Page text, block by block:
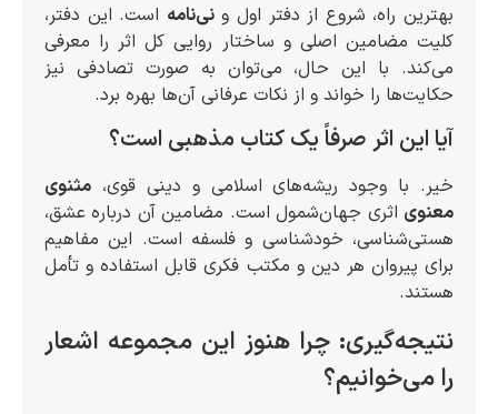
بهترین راه، شروع از دفتر اول ونی‌نامه است. این دفتر،
کلیت مضامین اصلی و ساختار روایی کل اثر را معرفی
می‌کند. با این حال، می‌توان به صورت تصادفی نیز
حکایت‌ها را خواند و از نکات عرفانی آن‌ها بهره برد.
آیا این اثر صرفاً یک کتاب مذهبی است؟
خیر. با وجود ریشه‌های اسلامی و دینی قوی، مثنوی
معنوی اثری جهان‌شمول است. مضامین آن درباره عشق،
هستی‌شناسی، خودشناسی و فلسفه است. این مفاهیم
برای پیروان هر دین و مکتب فکری قابل استفاده و تأمل
هستند.
نتیجه‌گیری: چرا هنوز این مجموعه اشعار
را می‌خوانیم؟